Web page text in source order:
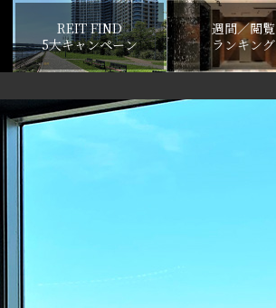
REIT FIND
5大キャンペーン
週間／閲覧
ランキング